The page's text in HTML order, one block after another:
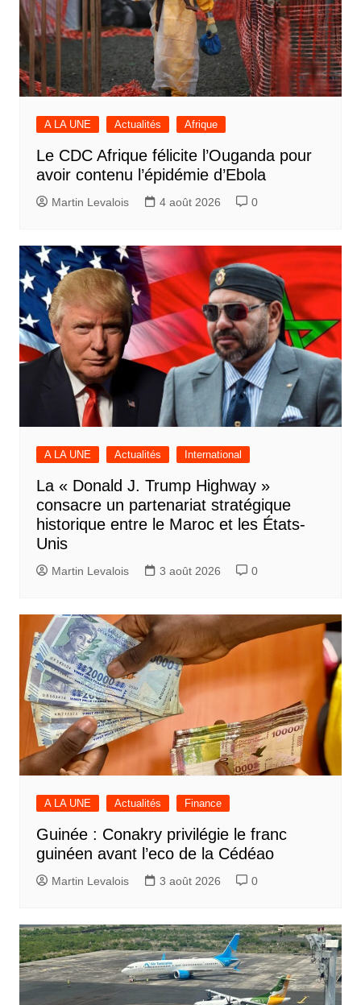
A LA UNE Actualités Afrique
Le CDC Afrique félicite l’Ouganda pour
avoir contenu l’épidémie d’Ebola
Martin Levalois 4 août 2026 0
A LA UNE Actualités International
La « Donald J. Trump Highway »
consacre un partenariat stratégique
historique entre le Maroc et les États-
Unis
Martin Levalois 3 août 2026 0
A LA UNE Actualités Finance
Guinée : Conakry privilégie le franc
guinéen avant l’eco de la Cédéao
Martin Levalois 3 août 2026 0